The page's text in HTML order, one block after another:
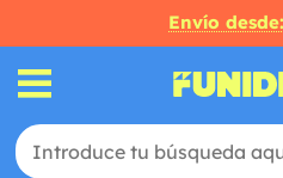
Envío desde: